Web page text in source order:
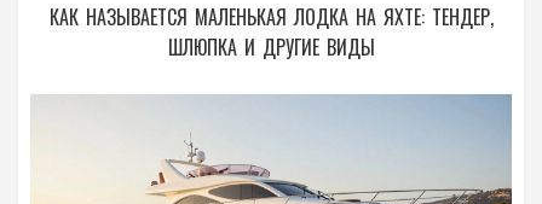
КАК НАЗЫВАЕТСЯ МАЛЕНЬКАЯ ЛОДКА НА ЯХТЕ: ТЕНДЕР,
ШЛЮПКА И ДРУГИЕ ВИДЫ